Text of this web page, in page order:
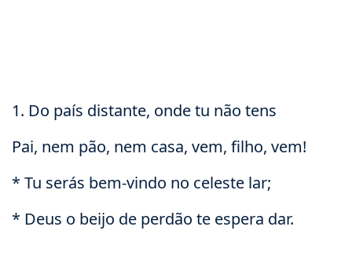
1. Do país distante, onde tu não tens
Pai, nem pão, nem casa, vem, filho, vem!
* Tu serás bem-vindo no celeste lar;
* Deus o beijo de perdão te espera dar.